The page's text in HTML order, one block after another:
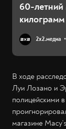
60-летний
2х2.медиа
В ходе
Луи Лозано и
полицейскими
магазине